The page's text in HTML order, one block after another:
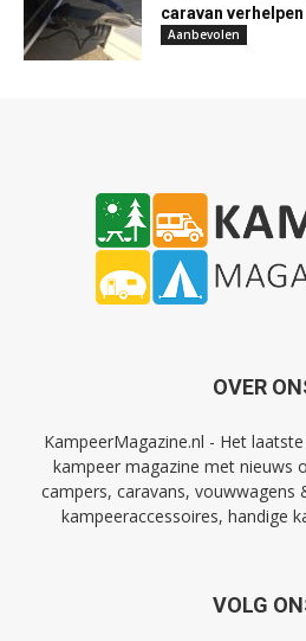
caravan verhelpen
Aanbevolen
OVER
KampeerMagazine.nl - Het
kampeer magazine met nieuws
campers, caravans, vouwwagens
kampeeraccessoires, handige
VOLG